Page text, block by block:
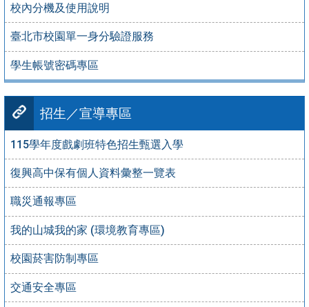
校內分機及使用說明
臺北市校園單一身分驗證服務
學生帳號密碼專區
招生／宣導專區
115學年度戲劇班特色招生甄選入學
復興高中保有個人資料彙整一覽表
職災通報專區
我的山城我的家 (環境教育專區)
校園菸害防制專區
交通安全專區